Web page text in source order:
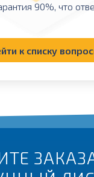
90%, что
к списку